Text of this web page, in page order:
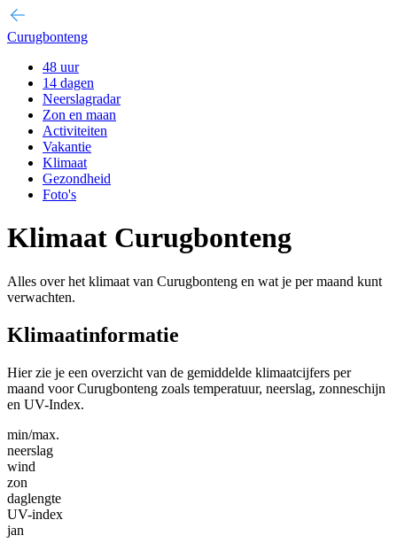
Curugbonteng
48 uur
14 dagen
Neerslagradar
Zon en maan
Activiteiten
Vakantie
Klimaat
Gezondheid
Foto's
Klimaat Curugbonteng
Alles over het klimaat van Curugbonteng en wat je per maand kunt
verwachten.
Klimaatinformatie
Hier zie je een overzicht van de gemiddelde klimaatcijfers per
maand voor Curugbonteng zoals temperatuur, neerslag, zonneschijn
en UV-Index.
min/max.
neerslag
wind
zon
daglengte
UV-index
jan